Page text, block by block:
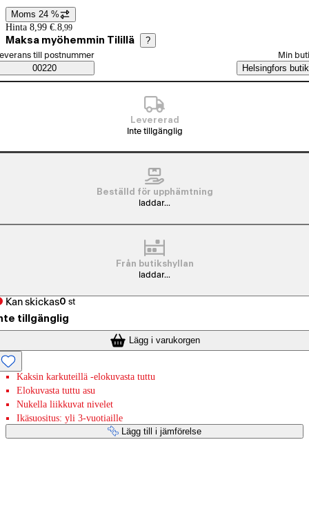
Prisinformation
Moms 24 %
Hinta 8,99 €. 8,99
Maksa myöhemmin Tilillä ?
Saatavuustiedot
beställningssätt
till postnummer
00220
Min
Helsingfors butik
Levererad
Inte tillgänglig
Beställd för upphämtning
laddar...
Från butikshyllan
laddar...
Kan skickas0 st
tillgänglig
Lägg i varukorgen
Kaksin karkuteillä -elokuvasta tuttu
Elokuvasta tuttu asu
Nukella liikkuvat nivelet
Ikäsuositus: yli 3-vuotiaille
Lägg till i jämförelse